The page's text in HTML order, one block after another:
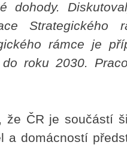
dohody.
Strategického
rámce je
roku 2030.
že ČR je součástí
a domácností